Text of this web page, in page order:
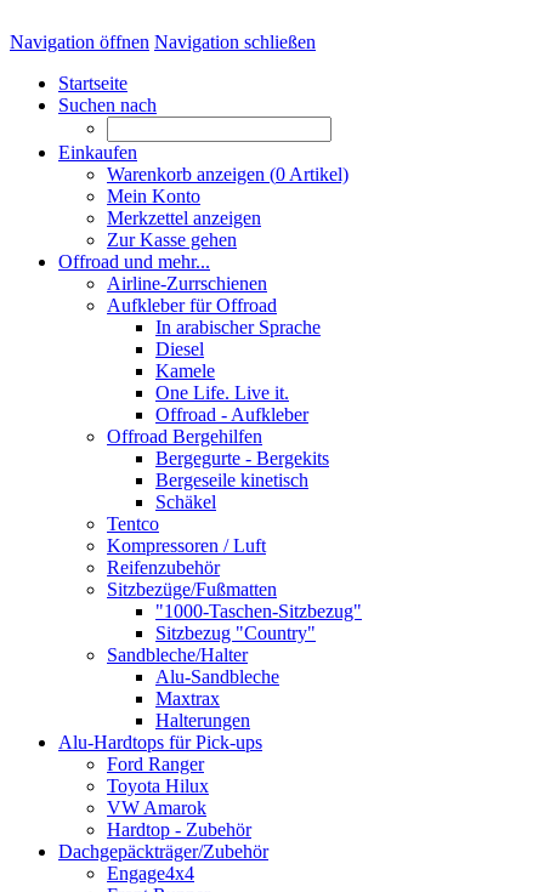
Navigation öffnen Navigation schließen
Startseite
Suchen nach
Einkaufen
Warenkorb anzeigen (0 Artikel)
Mein Konto
Merkzettel anzeigen
Zur Kasse gehen
Offroad und mehr...
Airline-Zurrschienen
Aufkleber für Offroad
In arabischer Sprache
Diesel
Kamele
One Life. Live it.
Offroad - Aufkleber
Offroad Bergehilfen
Bergegurte - Bergekits
Bergeseile kinetisch
Schäkel
Tentco
Kompressoren / Luft
Reifenzubehör
Sitzbezüge/Fußmatten
"1000-Taschen-Sitzbezug"
Sitzbezug "Country"
Sandbleche/Halter
Alu-Sandbleche
Maxtrax
Halterungen
Alu-Hardtops für Pick-ups
Ford Ranger
Toyota Hilux
VW Amarok
Hardtop - Zubehör
Dachgepäckträger/Zubehör
Engage4x4